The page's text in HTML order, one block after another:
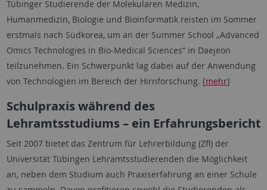
Tübinger Studierende der Molekularen Medizin,
Humanmedizin, Biologie und Bioinformatik reisten im Sommer
erstmals nach Südkorea, um an der Summer School „Advanced
Omics Technologies in Bio-Medical Sciences“ in Daejeon
teilzunehmen. Ein Schwerpunkt lag dabei auf der Anwendung
von Technologien im Bereich der Hirnforschung. [mehr]
Schulpraxis während des
Lehramtsstudiums – ein Erfahrungsbericht
Seit 2007 bietet das Zentrum für Lehrerbildung (Zfl) der
Universität Tübingen Lehramtsstudierenden die Möglichkeit
an, neben dem Studium auch Praxiserfahrung an einer Schule